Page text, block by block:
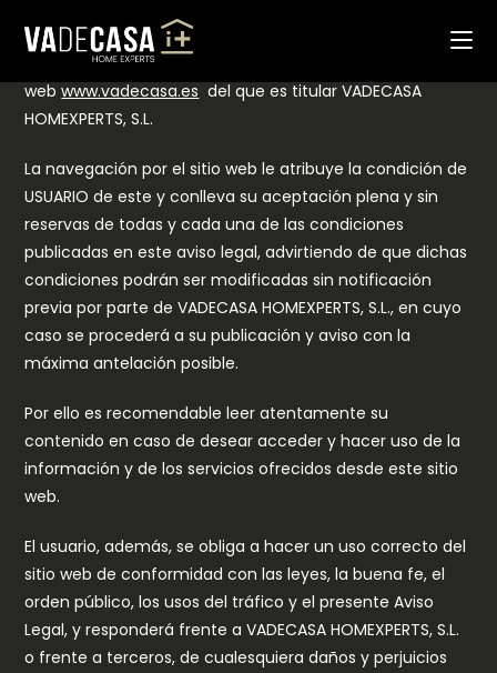
El presente aviso legal regula el uso y utilización del sitio
webwww.vadecasa.es del que es titular VADECASA
HOMEXPERTS, S.L.
La navegación por el sitio web le atribuye la condición de
USUARIO de este y conlleva su aceptación plena y sin
reservas de todas y cada una de las condiciones
publicadas en este aviso legal, advirtiendo de que dichas
condiciones podrán ser modificadas sin notificación
previa por parte de VADECASA HOMEXPERTS, S.L., en cuyo
caso se procederá a su publicación y aviso con la
máxima antelación posible.
Por ello es recomendable leer atentamente su
contenido en caso de desear acceder y hacer uso de la
información y de los servicios ofrecidos desde este sitio
web.
El usuario, además, se obliga a hacer un uso correcto del
sitio web de conformidad con las leyes, la buena fe, el
orden público, los usos del tráfico y el presente Aviso
Legal, y responderá frente a VADECASA HOMEXPERTS, S.L.
o frente a terceros, de cualesquiera daños y perjuicios